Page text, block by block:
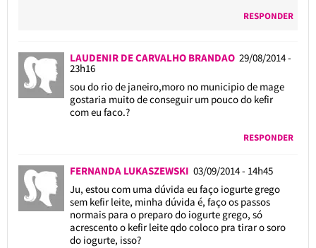
RESPONDER
LAUDENIR DE CARVALHO BRANDAO 29/08/2014 -
23h16
sou do rio de janeiro,moro no municipio de mage
gostaria muito de conseguir um pouco do kefir
com eu faco.?
RESPONDER
FERNANDA LUKASZEWSKI 03/09/2014 - 14h45
Ju, estou com uma dúvida eu faço iogurte grego
sem kefir leite, minha dúvida é, faço os passos
normais para o preparo do iogurte grego, só
acrescento o kefir leite qdo coloco pra tirar o soro
do iogurte, isso?